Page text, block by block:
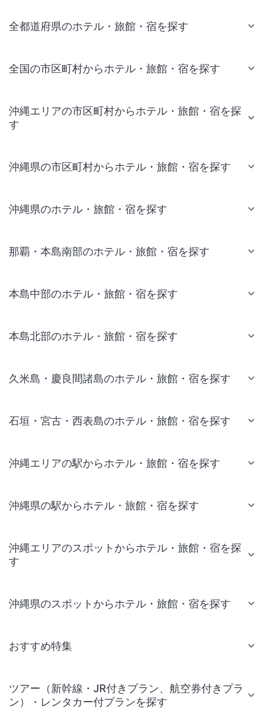
全都道府県のホテル・旅館・宿を探す
全国の市区町村からホテル・旅館・宿を探す
沖縄エリアの市区町村からホテル・旅館・宿を探
す
沖縄県の市区町村からホテル・旅館・宿を探す
沖縄県のホテル・旅館・宿を探す
那覇・本島南部のホテル・旅館・宿を探す
本島中部のホテル・旅館・宿を探す
本島北部のホテル・旅館・宿を探す
久米島・慶良間諸島のホテル・旅館・宿を探す
石垣・宮古・西表島のホテル・旅館・宿を探す
沖縄エリアの駅からホテル・旅館・宿を探す
沖縄県の駅からホテル・旅館・宿を探す
沖縄エリアのスポットからホテル・旅館・宿を探
す
沖縄県のスポットからホテル・旅館・宿を探す
おすすめ特集
ツアー（新幹線・JR付きプラン、航空券付きプラ
ン）・レンタカー付プランを探す